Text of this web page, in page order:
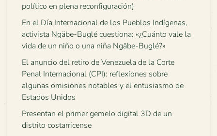
político en plena reconfiguración)
En el Día Internacional de los Pueblos Indígenas,
activista Ngäbe-Buglé cuestiona: «¿Cuánto vale la
vida de un niño o una niña Ngäbe-Buglé?»
El anuncio del retiro de Venezuela de la Corte
Penal Internacional (CPI): reflexiones sobre
algunas omisiones notables y el entusiasmo de
Estados Unidos
Presentan el primer gemelo digital 3D de un
distrito costarricense